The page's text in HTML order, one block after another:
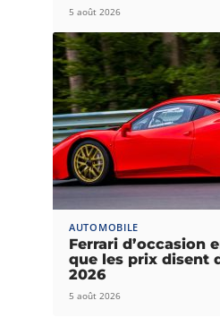
5 août 2026
AUTOMOBILE
Ferrari d’occasion
que les prix disent
2026
5 août 2026